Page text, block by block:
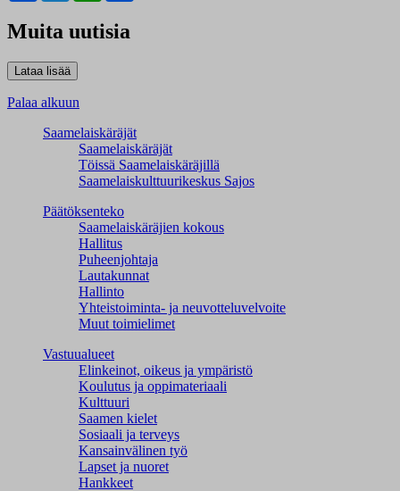
Muita uutisia
Palaa alkuun
Saamelaiskäräjät
Saamelaiskäräjät
Töissä Saamelaiskäräjillä
Saamelaiskulttuuri­keskus Sajos
Päätöksenteko
Saamelaiskäräjien kokous
Hallitus
Puheenjohtaja
Lautakunnat
Hallinto
Yhteistoiminta- ja neuvotteluvelvoite
Muut toimielimet
Vastuualueet
Elinkeinot, oikeus ja ympäristö
Koulutus ja oppimateriaali
Kulttuuri
Saamen kielet
Sosiaali ja terveys
Kansainvälinen työ
Lapset ja nuoret
Hankkeet